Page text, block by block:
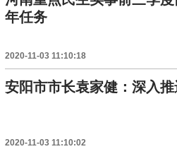
年任务
2020-11-03 11:10:18
安阳市市长袁家健：深入
2020-11-03 11:10:02